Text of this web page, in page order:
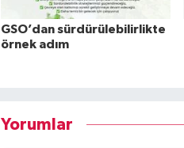
GSO’dan sürdürülebilirlikte
örnek adım
Yorumlar